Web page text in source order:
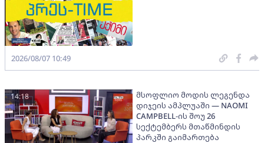
2026/08/07 10:49
მსოფლიო მოდის ლეგენდა
დიჯეის ამპლუაში — NAOMI
CAMPBELL-ის შოუ 26
სექტემბერს მთაწმინდის
პარკში გაიმართება
14:18